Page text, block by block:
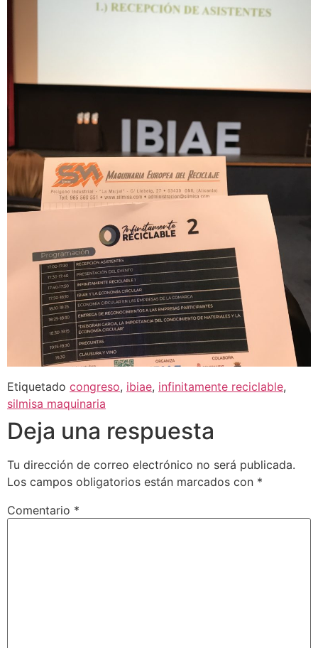
Etiquetado congreso, ibiae, infinitamente reciclable,
silmisa maquinaria
Deja una respuesta
Tu dirección de correo electrónico no será publicada.
Los campos obligatorios están marcados con *
Comentario *